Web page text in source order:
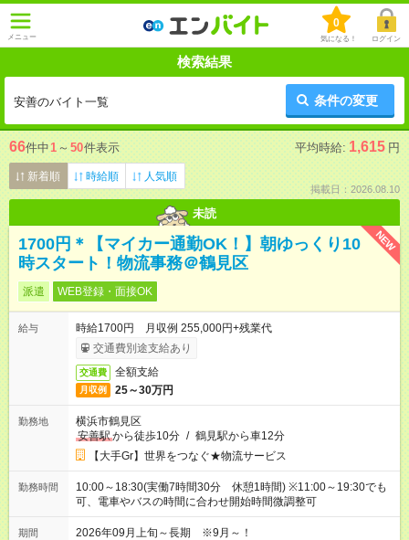
メニュー
0
気になる！ ログイン
検索結果
安善のバイト一覧 条件の変更
66件中1 ～ 50件表示 平均時給: 1,615 円
新着順 時給順 人気順
掲載日：2026.08.10
未読
NEW
1700円＊【マイカー通勤OK！】朝ゆっくり10
時スタート！物流事務＠鶴見区
派遣 WEB登録・面接OK
給与
時給1700円 月収例 255,000円+残業代
交通費別途支給あり
交通費 全額支給
月収例 25～30万円
勤務地
横浜市鶴見区
安善駅から徒歩10分 / 鶴見駅から車12分
【大手Gr】世界をつなぐ★物流サービス
勤務時間
10:00～18:30(実働7時間30分 休憩1時間) ※11:00～19:30でも
可、電車やバスの時間に合わせ開始時間微調整可
期間 2026年09月上旬～長期 ※9月～！